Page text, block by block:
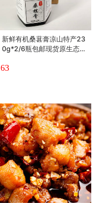
新鲜有机桑葚膏凉山特产23
0g*2/6瓶包邮现货原生态桑
63